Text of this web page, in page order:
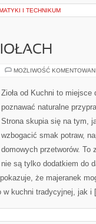
I TECHNIKUM
MOŻLIWOŚĆ
Zioła od Kuchni to
poznawać naturalne
Strona skupia się na tym,
wzbogacić smak potraw,
domowych przetworów. To
nie są tylko dodatkiem do
że majeranek
w kuchni tradycyjnej, jak